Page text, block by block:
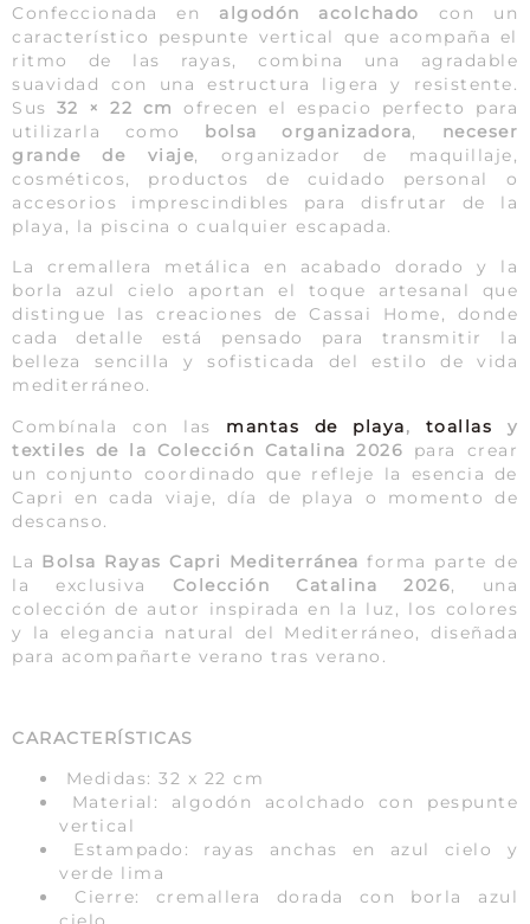
Confeccionada en algodón acolchado
con un
característico pespunte vertical que acompaña el
ritmo de las rayas, combina una agradable
suavidad con una estructura ligera y resistente.
Sus 32 × 22 cm
ofrecen el espacio perfecto para
utilizarla como bolsa organizadora, neceser
grande de viaje, organizador de maquillaje,
cosméticos, productos de cuidado personal o
accesorios imprescindibles para disfrutar de la
playa, la piscina o cualquier escapada.
La cremallera metálica en acabado dorado y la
borla azul cielo aportan el toque artesanal que
distingue las creaciones de Cassai Home, donde
cada detalle está pensado para transmitir la
belleza sencilla y sofisticada del estilo de vida
mediterráneo.
Combínala con las mantas de playa, toallas y
textiles de la Colección Catalina 2026 para crear
un conjunto coordinado que refleje la esencia de
Capri en cada viaje, día de playa o momento de
descanso.
La Bolsa Rayas Capri Mediterránea forma parte de
la exclusiva Colección Catalina 2026, una
colección de autor inspirada en la luz, los colores
y la elegancia natural del Mediterráneo, diseñada
para acompañarte verano tras verano.
CARACTERÍSTICAS
Medidas: 32 x 22 cm
Material: algodón acolchado con pespunte
vertical
Estampado: rayas anchas en azul cielo y
verde lima
Cierre: cremallera dorada con borla azul